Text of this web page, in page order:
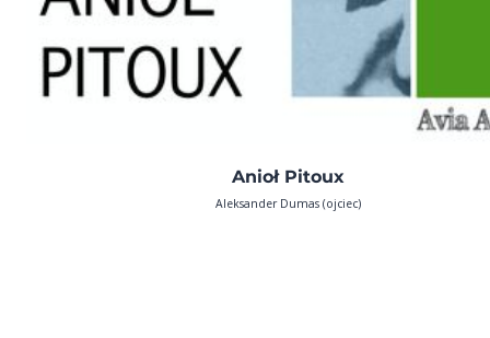
Anioł Pitoux
Aleksander Dumas (ojciec)